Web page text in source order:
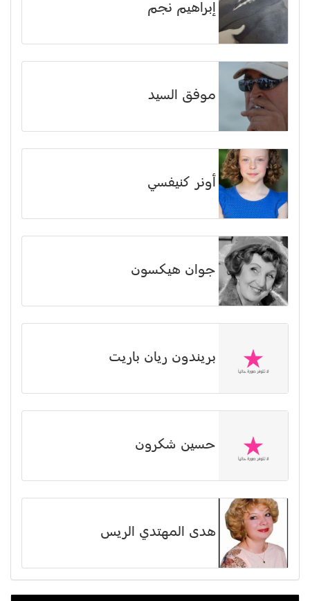
إبراهيم نجم
موفق السيد
أونر كنيفسي
جوان هيكسون
بريندون ريان باريت
حسين شكرون
هدى المهتدي الريس